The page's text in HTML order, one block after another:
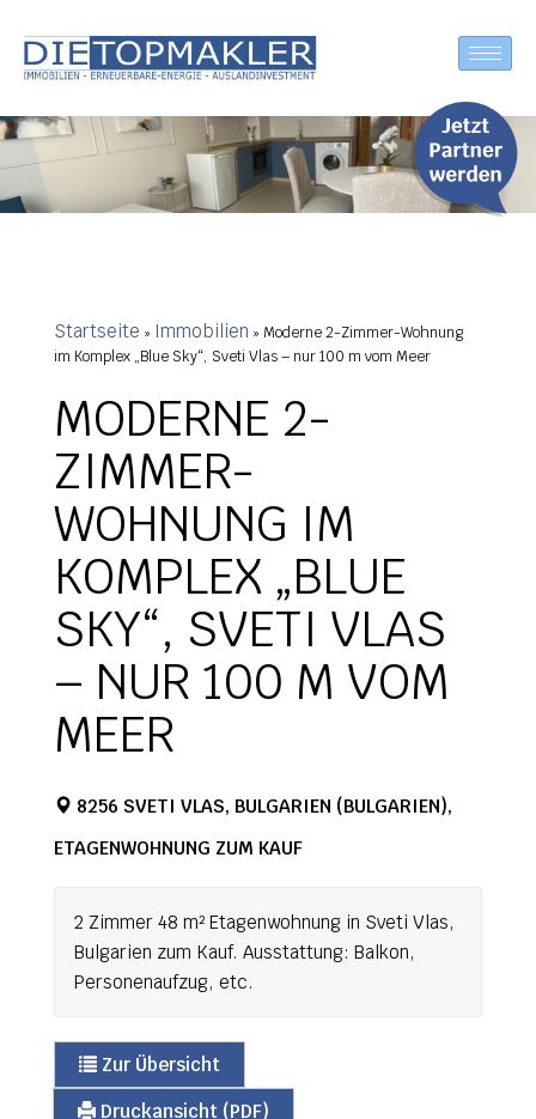
Startseite » Immobilien » Moderne 2-Zimmer-Wohnung
im Komplex „Blue Sky“, Sveti Vlas – nur 100 m vom Meer
MODERNE 2-
ZIMMER-
WOHNUNG IM
KOMPLEX „BLUE
SKY“, SVETI VLAS
– NUR 100 M VOM
MEER
8256 SVETI VLAS, BULGARIEN (BULGARIEN),
ETAGENWOHNUNG ZUM KAUF
2 Zimmer 48 m² Etagenwohnung in Sveti Vlas,
Bulgarien zum Kauf. Ausstattung: Balkon,
Personenaufzug, etc.
Zur Übersicht
Druckansicht (PDF)